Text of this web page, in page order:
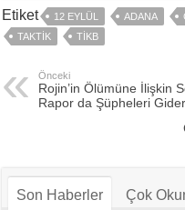
Etiket 12 EYLÜL ADANA
TAKTIK
TİKB
Önceki
Rojin’in Ölümüne İlişkin
Rapor da Şüpheleri
Son Haberler Çok